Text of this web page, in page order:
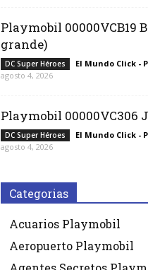
Playmobil 00000VCB19
grande)
DC Super Héroes El Mundo Click -
agosto 4, 2026
Playmobil 00000VC306
DC Super Héroes El Mundo Click -
agosto 4, 2026
Categorias
Acuarios Playmobil
Aeropuerto Playmobil